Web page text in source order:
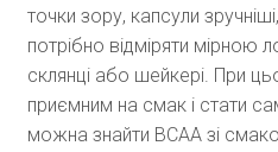
точки зору, капсули
потрібно відміряти мірною
склянці або шейкері. При
приємним на смак і стати
можна знайти ВСАА зі